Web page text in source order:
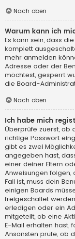
Nach oben
Warum kann ich
Es kann sein, dass
komplett
mehr anmelden
Adresse oder der
möchtest, gesperrt
die Board-
Nach oben
Ich habe mich
Überprüfe zuerst, ob
richtige Passwort
gibt es zwei
angegeben hast,
einer deiner Eltern
Anweisungen folgen,
Fall ist, muss dein
einigen Boards
freigeschaltet
erledigen oder ein
mitgeteilt, ob eine
E-Mail erhalten hast,
Ansonsten prüfe, ob